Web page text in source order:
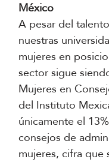
México
A pesar del
nuestras
mujeres en
sector sigue
Mujeres en
del Instituto
únicamente el
consejos de
mujeres, cifra que